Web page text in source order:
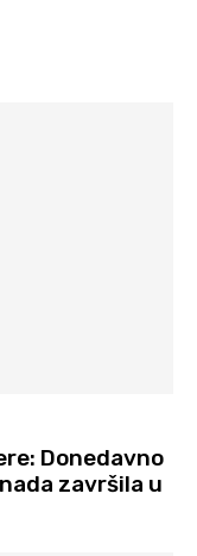
Donedavno
završila u